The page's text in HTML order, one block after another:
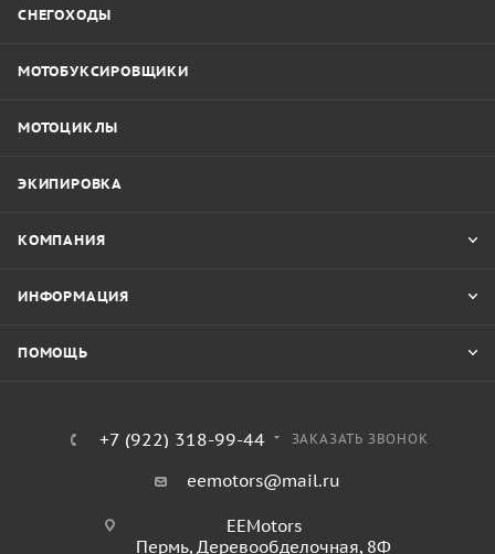
СНЕГОХОДЫ
МОТОБУКСИРОВЩИКИ
МОТОЦИКЛЫ
ЭКИПИРОВКА
КОМПАНИЯ
ИНФОРМАЦИЯ
ПОМОЩЬ
+7 (922) 318-99-44 ЗАКАЗАТЬ ЗВОНОК
eemotors@mail.ru
EEMotors
Пермь, Деревообделочная, 8Ф